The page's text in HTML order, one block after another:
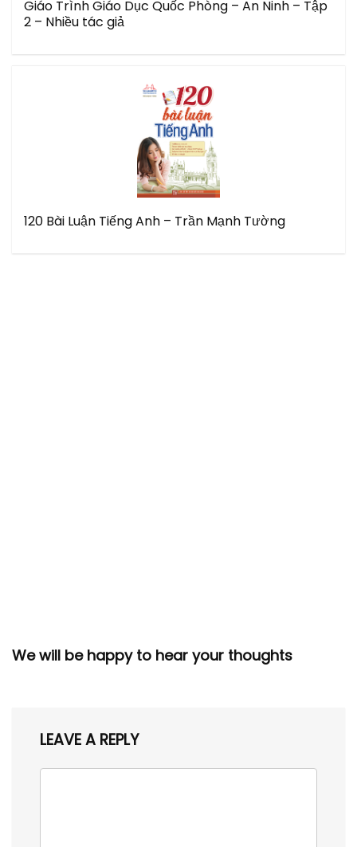
Giáo Trình Giáo Dục Quốc Phòng – An Ninh – Tập
2 – Nhiều tác giả
120 Bài Luận Tiếng Anh – Trần Mạnh Tường
We will be happy to hear your thoughts
LEAVE A REPLY